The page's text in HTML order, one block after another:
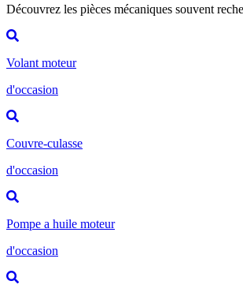
Découvrez les pièces mécaniques souvent
Volant moteur
d'occasion
Couvre-culasse
d'occasion
Pompe a huile moteur
d'occasion